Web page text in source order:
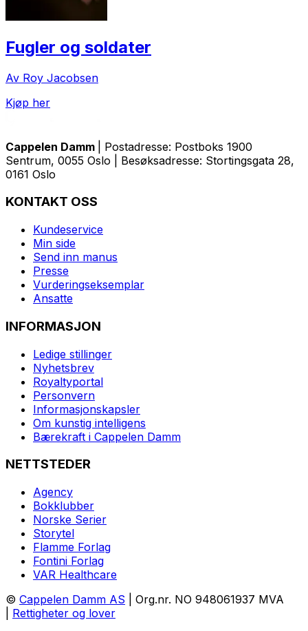
Fugler og soldater
Av Roy Jacobsen
Kjøp her
Cappelen Damm
| Postadresse: Postboks 1900
Sentrum, 0055 Oslo | Besøksadresse: Stortingsgata 28,
0161 Oslo
KONTAKT OSS
Kundeservice
Min side
Send inn manus
Presse
Vurderingseksemplar
Ansatte
INFORMASJON
Ledige stillinger
Nyhetsbrev
Royaltyportal
Personvern
Informasjonskapsler
Om kunstig intelligens
Bærekraft i Cappelen Damm
NETTSTEDER
Agency
Bokklubber
Norske Serier
Storytel
Flamme Forlag
Fontini Forlag
VAR Healthcare
© Cappelen Damm AS | Org.nr. NO 948061937 MVA
Rettigheter og lover